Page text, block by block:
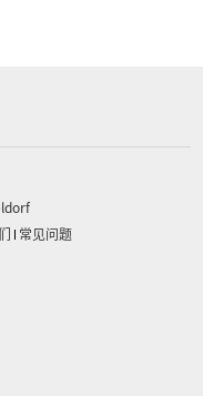
常见问题